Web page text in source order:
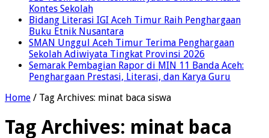
Kontes Sekolah
Bidang Literasi IGI Aceh Timur Raih Penghargaan
Buku Etnik Nusantara
SMAN Unggul Aceh Timur Terima Penghargaan
Sekolah Adiwiyata Tingkat Provinsi 2026
Semarak Pembagian Rapor di MIN 11 Banda Aceh:
Penghargaan Prestasi, Literasi, dan Karya Guru
Home / Tag Archives: minat baca siswa
Tag Archives: minat baca